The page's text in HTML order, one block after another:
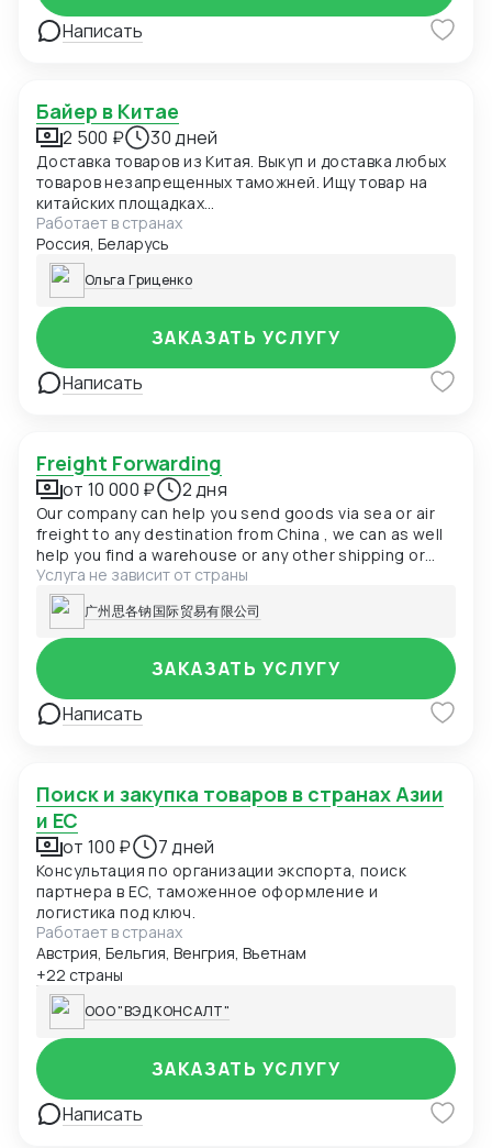
Написать
Байер в Китае
2 500 ₽ 30 дней
Доставка товаров из Китая. Выкуп и доставка любых
товаров незапрещенных таможней. Ищу товар на
китайских площадках
1688+таобао+алибаба+пойзон+ззер.ком.
Доставляю грузы любого веса
Работает в странах
Россия, Беларусь
Ольга Гриценко
Написать
ЗАКАЗАТЬ УСЛУГУ
Freight Forwarding
от 10 000 ₽ 2 дня
Our company can help you send goods via sea or air
freight to any destination from China , we can as well
help you find a warehouse or any other shipping or
cargo if you have preferred company offering same
service
Услуга не зависит от страны
广州思各钠国际贸易有限公司
Написать
ЗАКАЗАТЬ УСЛУГУ
Поиск и закупка товаров в странах Азии
и ЕС
от 100 ₽ 7 дней
Консультация по организации экспорта, поиск
партнера в ЕС, таможенное оформление и
логистика под ключ.
Работает в странах
Австрия, Бельгия, Венгрия, Вьетнам
+22 страны
ООО "ВЭД КОНСАЛТ"
Написать
ЗАКАЗАТЬ УСЛУГУ